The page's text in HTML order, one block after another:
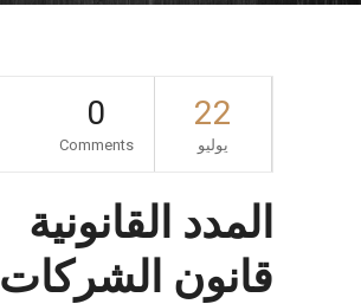
22
يوليو
0
Comments
المدد القانونية
قانون الشركات